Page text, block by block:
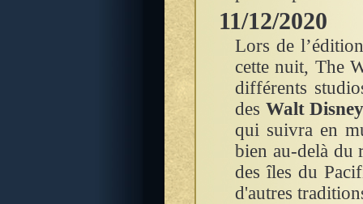
11/12/2020
Lors de
cette nuit, The
différents
des Walt
qui suivra en
bien au-delà du
des îles du
d'autres